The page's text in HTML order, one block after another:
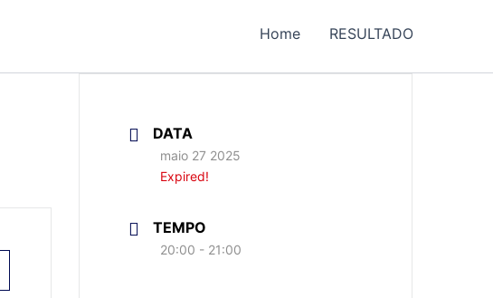
Home RESULTADO
DATA
maio 27 2025
Expired!
TEMPO
20:00 - 21:00